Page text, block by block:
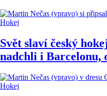
Hokej
Svět slaví český
nadchli i Barcelonu,
Hokej